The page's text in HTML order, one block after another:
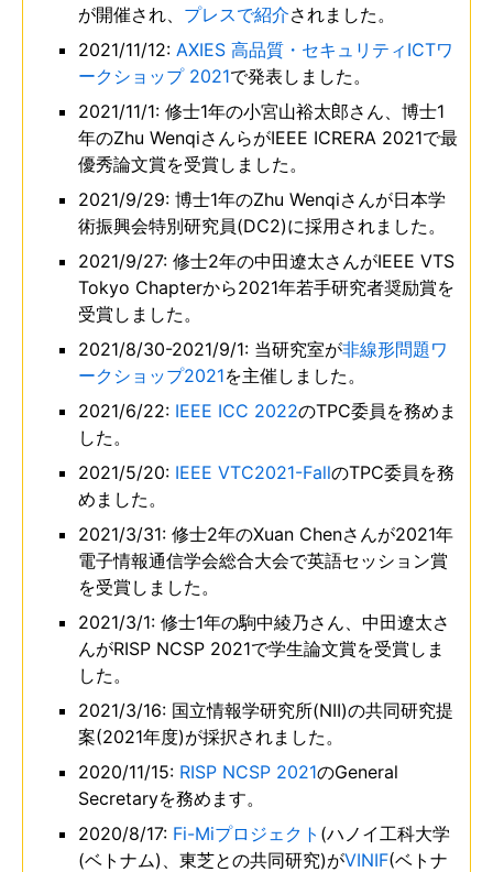
が開催され、 プレスで紹介されました。
2021/11/12: AXIES 高品質・セキュリティICTワ
ークショップ 2021で発表しました。
2021/11/1: 修士1年の小宮山裕太郎さん、博士1
年のZhu WenqiさんらがIEEE ICRERA 2021で最
優秀論文賞を受賞しました。
2021/9/29: 博士1年のZhu Wenqiさんが日本学
術振興会特別研究員(DC2)に採用されました。
2021/9/27: 修士2年の中田遼太さんがIEEE VTS
Tokyo Chapterから2021年若手研究者奨励賞を
受賞しました。
2021/8/30-2021/9/1: 当研究室が非線形問題ワ
ークショップ2021を主催しました。
2021/6/22: IEEE ICC 2022のTPC委員を務めま
した。
2021/5/20: IEEE VTC2021-FallのTPC委員を務
めました。
2021/3/31: 修士2年のXuan Chenさんが2021年
電子情報通信学会総合大会で英語セッション賞
を受賞しました。
2021/3/1: 修士1年の駒中綾乃さん、中田遼太さ
んがRISP NCSP 2021で学生論文賞を受賞しま
した。
2021/3/16: 国立情報学研究所(NII)の共同研究提
案(2021年度)が採択されました。
2020/11/15: RISP NCSP 2021のGeneral
Secretaryを務めます。
2020/8/17: Fi-Miプロジェクト (ハノイ工科大学
(ベトナム)、東芝との共同研究)がVINIF(ベトナ